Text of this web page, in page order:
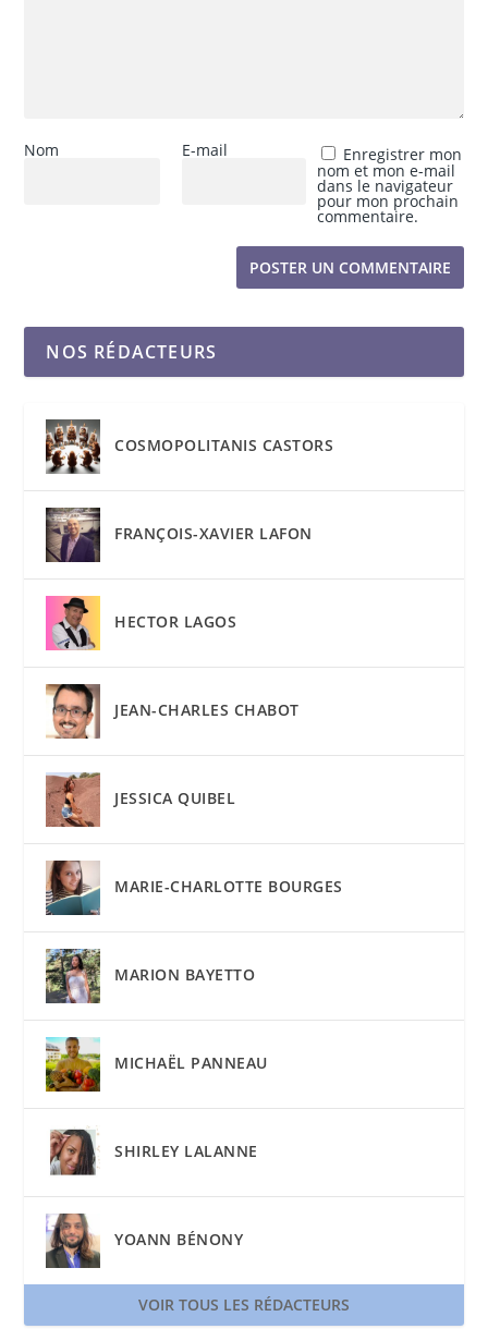
Nom E-mail Enregistrer mon
nom et mon e-mail
dans le navigateur
pour mon prochain
commentaire.
NOS RÉDACTEURS
COSMOPOLITANIS CASTORS
FRANÇOIS-XAVIER LAFON
HECTOR LAGOS
JEAN-CHARLES CHABOT
JESSICA QUIBEL
MARIE-CHARLOTTE BOURGES
MARION BAYETTO
MICHAËL PANNEAU
SHIRLEY LALANNE
YOANN BÉNONY
VOIR TOUS LES RÉDACTEURS